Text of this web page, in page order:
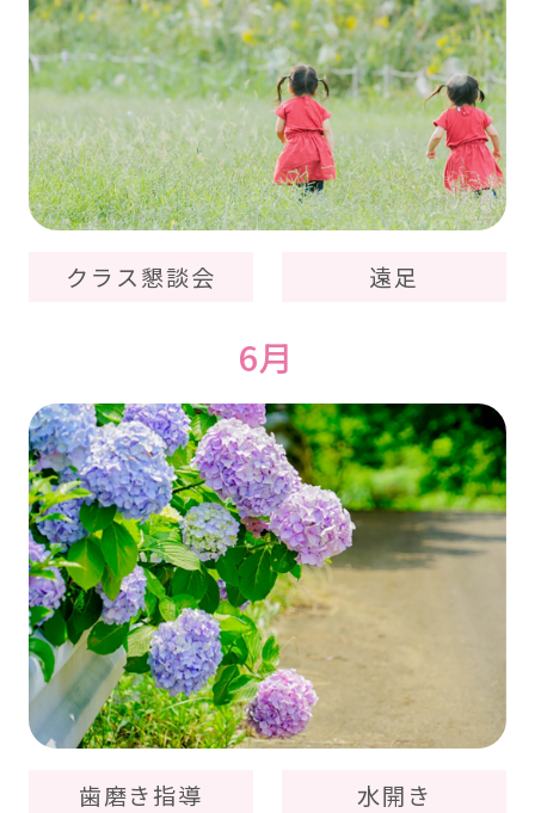
クラス懇談会 遠足
6月
歯磨き指導 水開き